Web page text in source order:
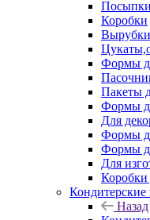
Посыпки
Коробки
Формы
Пакеты
Формы
Для
Формы
Формы
Для
Назад